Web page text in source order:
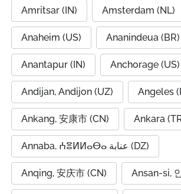
Amritsar (IN) Amsterdam (NL)
Anaheim (US) Ananindeua (BR)
Anantapur (IN) Anchorage (US)
Andijan, Andijon (UZ) Angeles
Ankang, 安康市 (CN) Ankara
Annaba, ⵄⴻⵍⵍⴰⴱⴰ عنابة (DZ)
Anqing, 安庆市 (CN) Ansan-si,